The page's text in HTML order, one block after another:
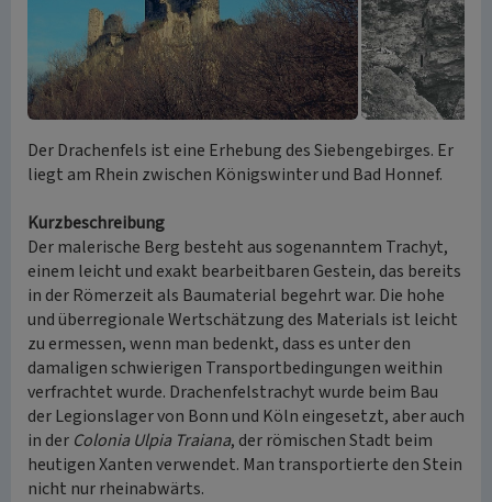
Der Drachenfels ist eine Erhebung des Siebengebirges. Er
liegt am Rhein zwischen Königswinter und Bad Honnef.
Kurzbeschreibung
Der malerische Berg besteht aus sogenanntem Trachyt,
einem leicht und exakt bearbeitbaren Gestein, das bereits
in der Römerzeit als Baumaterial begehrt war. Die hohe
und überregionale Wertschätzung des Materials ist leicht
zu ermessen, wenn man bedenkt, dass es unter den
damaligen schwierigen Transportbedingungen weithin
verfrachtet wurde. Drachenfelstrachyt wurde beim Bau
der Legionslager von Bonn und Köln eingesetzt, aber auch
in der Colonia Ulpia Traiana, der römischen Stadt beim
heutigen Xanten verwendet. Man transportierte den Stein
nicht nur rheinabwärts.